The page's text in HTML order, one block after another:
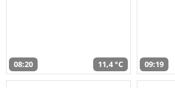
08:20 11,4 °C 09:19